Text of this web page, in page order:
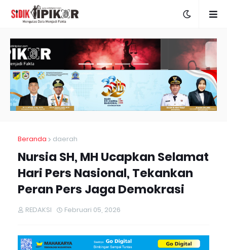
Beranda daerah
Nursia SH, MH Ucapkan Selamat
Hari Pers Nasional, Tekankan
Peran Pers Jaga Demokrasi
REDAKSI Februari 05, 2026